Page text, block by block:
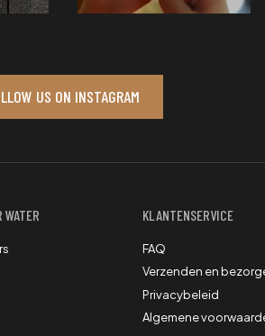
US ON INSTAGRAM
WATER KLANTENSERVICE
FAQ
Verzenden en
Privacybeleid
Algemene